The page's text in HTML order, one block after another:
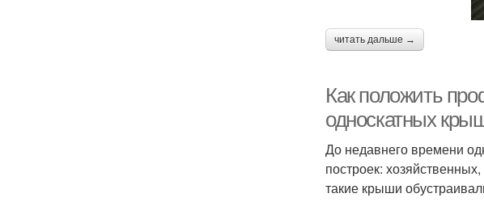
читать дальше →
Как положить
односкатных
До недавнего времени
построек:
такие крыши